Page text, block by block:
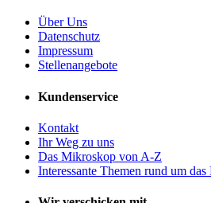
Über Uns
Datenschutz
Impressum
Stellenangebote
Kundenservice
Kontakt
Ihr Weg zu uns
Das Mikroskop von A-Z
Interessante Themen rund um